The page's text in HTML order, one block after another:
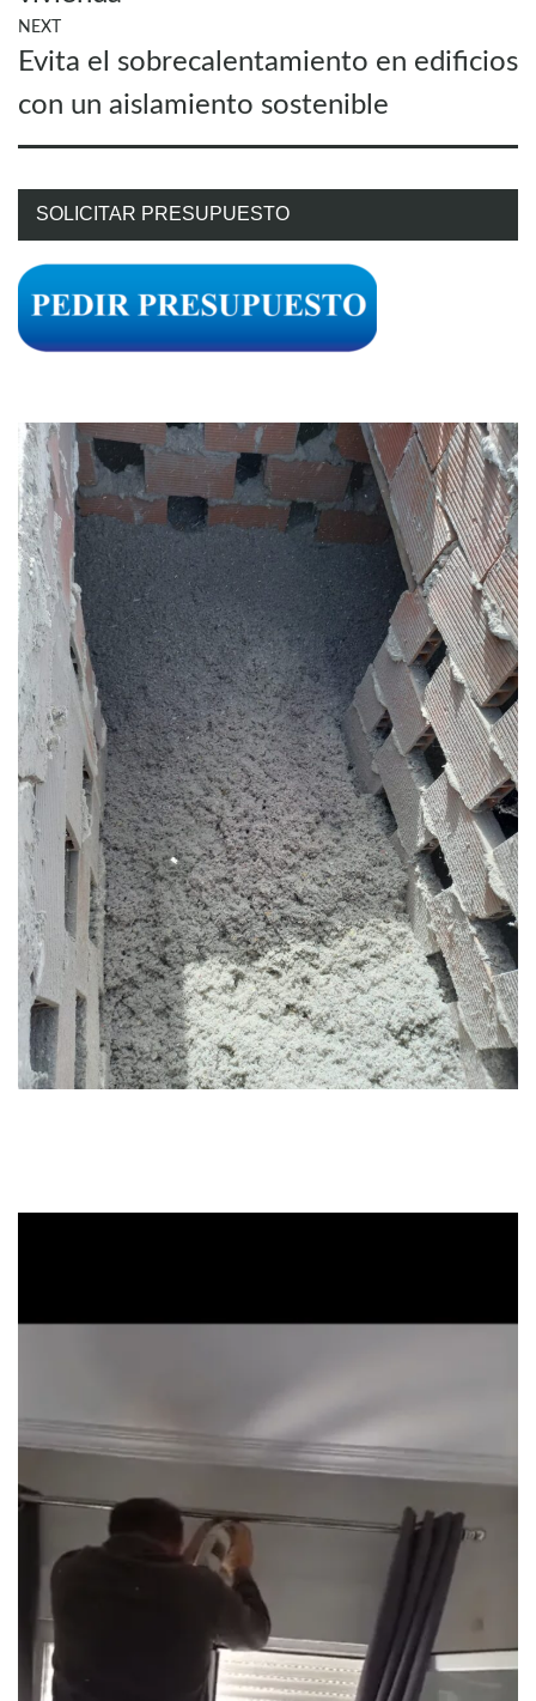
NEXT
Next
Evita el sobrecalentamiento en edificios
con un aislamiento sostenible
SOLICITAR PRESUPUESTO